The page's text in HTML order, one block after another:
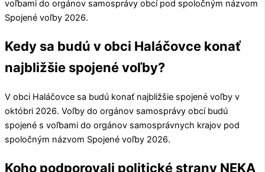
voľbami do orgánov samosprávy obcí pod spoločným názvom
Spojené voľby 2026.
Kedy sa budú v obci Haláčovce konať
najbližšie spojené voľby?
V obci Haláčovce sa budú konať najbližšie spojené voľby v
októbri 2026. Voľby do orgánov samosprávy obcí budú
spojené s voľbami do orgánov samosprávnych krajov pod
spoločným názvom Spojené voľby 2026.
Koho podporovali politické strany NEKA